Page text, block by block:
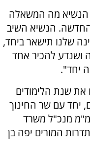
מה המשאלה
הנשיא השיב
שלנו תישאר ביחד,
ושנדע להכיר אחד
יחד".
שנת הלימודים
יחד עם שר החינוך
מ"מ מנכ"ל משרד
המורים יפה בן